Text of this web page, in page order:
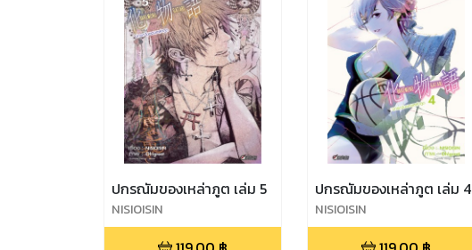
ปกรณัมของเหล่าภูต เล่ม 5
NISIOISIN
ปกรณัมของเหล่าภูต เล่ม 4
NISIOISIN